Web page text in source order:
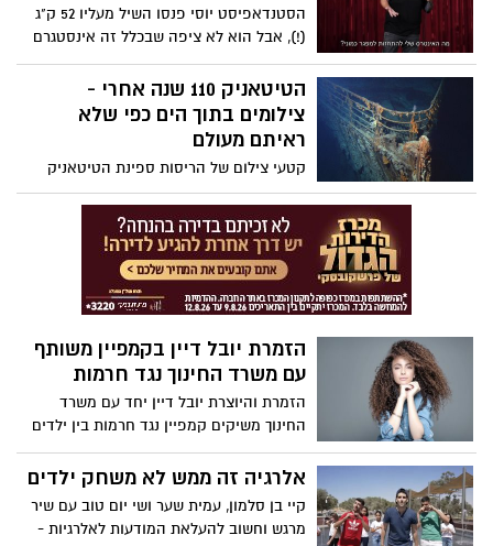
הסטנדאפיסט יוסי פנסו השיל מעליו 52 ק"ג
(!), אבל הוא לא ציפה שבכלל זה אינסטגרם
ואפילו משטרת ישראל יחשבו שהוא מתחזה
(לעצמו). צפו בקטע הסטנד אפ החדש
והקורע מצחוק
הטיטאניק 110 שנה אחרי -
צילומים בתוך הים כפי שלא
ראיתם מעולם
קטעי צילום של הריסות ספינת הטיטאניק
שטרם נראו, מתפרסמות היום, מאז ב-15
באפריל 1912, 110 שנים אחרי שהאונייה פגעה
בקרחון וטבעה. הודות לטכנולוגיה, החוקרים
גילו פרטים שלא ידעו קודם על הספינה.
הזמרת יובל דיין בקמפיין משותף
עם משרד החינוך נגד חרמות
הזמרת והיוצרת יובל דיין יחד עם משרד
החינוך משיקים קמפיין נגד חרמות בין ילדים
באלימות בבתי הספר היא עושה זאת בפוסט
באינסטגרם כשהיא משתפת בחוויה מהילדות
אלרגיה זה ממש לא משחק ילדים
קיי בן סלמון, עמית שער ושי יום טוב עם שיר
מרגש וחשוב להעלאת המודעות לאלרגיות -